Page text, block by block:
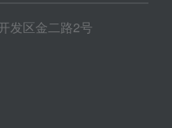
发区金二路2号